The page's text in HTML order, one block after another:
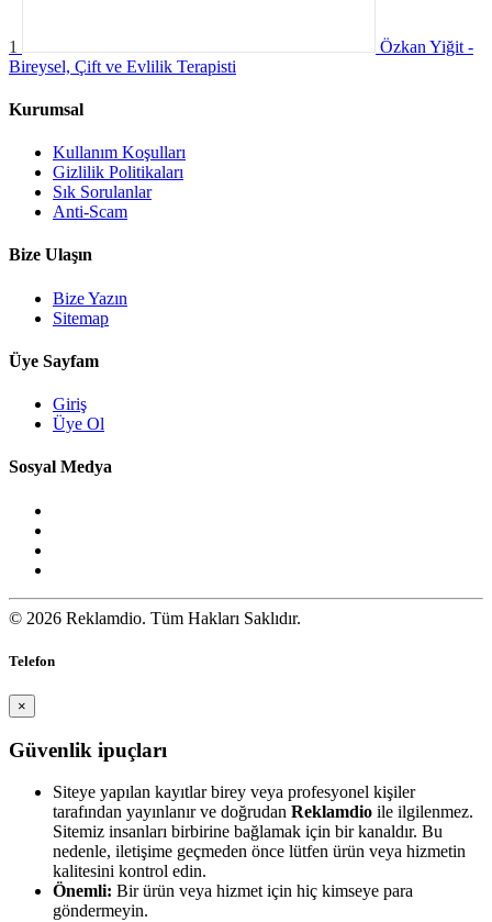
1
Özkan Yiğit -
Bireysel, Çift ve Evlilik Terapisti
Kurumsal
Kullanım Koşulları
Gizlilik Politikaları
Sık Sorulanlar
Anti-Scam
Bize Ulaşın
Bize Yazın
Sitemap
Üye Sayfam
Giriş
Üye Ol
Sosyal Medya
© 2026 Reklamdio. Tüm Hakları Saklıdır.
Telefon
×
Güvenlik ipuçları
Siteye yapılan kayıtlar birey veya profesyonel kişiler
tarafından yayınlanır ve doğrudan Reklamdio ile ilgilenmez.
Sitemiz insanları birbirine bağlamak için bir kanaldır. Bu
nedenle, iletişime geçmeden önce lütfen ürün veya hizmetin
kalitesini kontrol edin.
Önemli: Bir ürün veya hizmet için hiç kimseye para
göndermeyin.